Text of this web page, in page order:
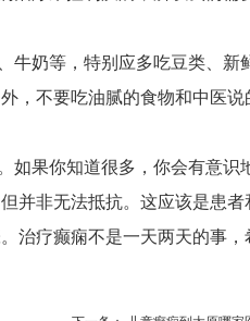
牛奶等，特别应多吃豆类、新
，不要吃油腻的食物和中医说
如果你知道很多，你会有意识
并非无法抵抗。这应该是患者
治疗癫痫不是一天两天的事，